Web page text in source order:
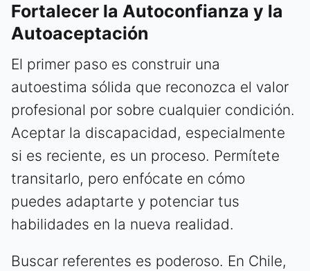
Fortalecer la Autoconfianza y la
Autoaceptación
El primer paso es construir una
autoestima sólida que reconozca el valor
profesional por sobre cualquier condición.
Aceptar la discapacidad, especialmente
si es reciente, es un proceso. Permítete
transitarlo, pero enfócate en cómo
puedes adaptarte y potenciar tus
habilidades en la nueva realidad.
Buscar referentes es poderoso. En Chile,